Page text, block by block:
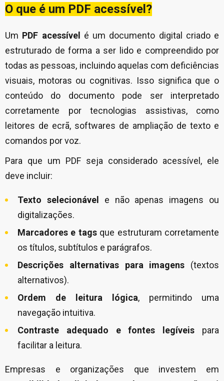
O que é um PDF acessível?
Um PDF acessível
é um documento digital criado e
estruturado de forma a ser lido e compreendido por
todas as pessoas, incluindo aquelas com deficiências
visuais, motoras ou cognitivas. Isso significa que o
conteúdo do documento pode ser interpretado
corretamente por tecnologias assistivas, como
leitores de ecrã, softwares de ampliação de texto e
comandos por voz.
Para que um PDF seja considerado acessível, ele
deve incluir:
Texto selecionável
e não apenas imagens ou
digitalizações.
Marcadores e tagsque estruturam corretamente
os títulos, subtítulos e parágrafos.
Descrições alternativas para imagens (textos
alternativos).
Ordem de leitura lógica, permitindo uma
navegação intuitiva.
Contraste adequado e fontes legíveis para
facilitar a leitura.
Empresas e organizações que investem em